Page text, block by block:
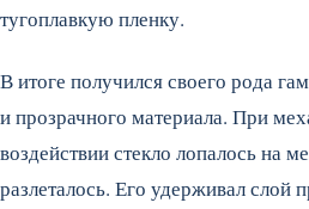
тугоплавкую пленку.
В итоге получился своего рода
и прозрачного материала. При
воздействии стекло лопалось на
разлеталось. Его удерживал слой